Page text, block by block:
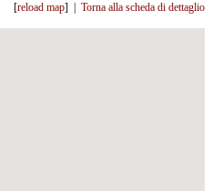
[reload map] | Torna alla scheda di dettaglio